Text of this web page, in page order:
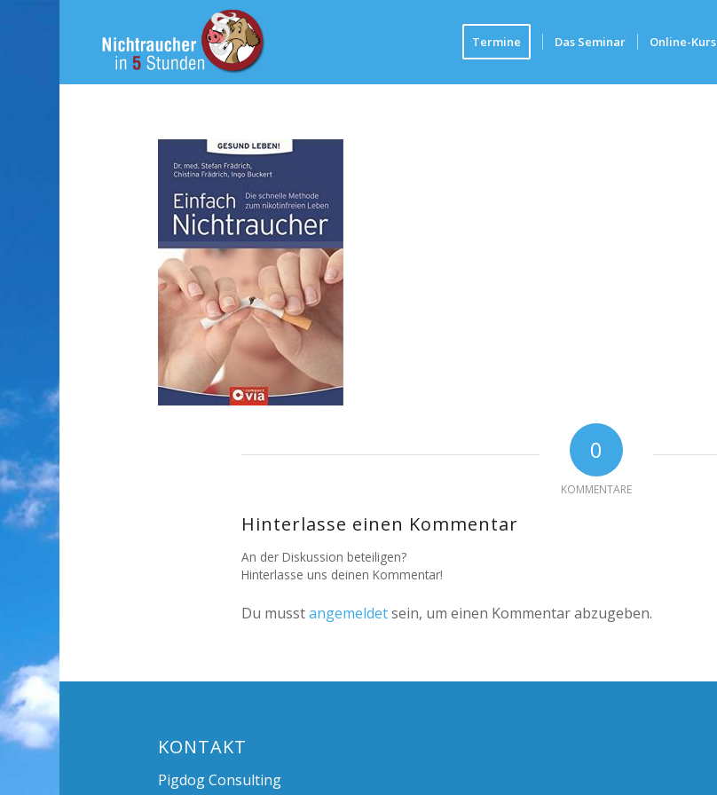
Termine Das Seminar Online-Kurs
0
KOMMENTARE
Hinterlasse einen Kommentar
An der Diskussion beteiligen?
Hinterlasse uns deinen Kommentar!
Du musstangemeldetsein, um einen Kommentar abzugeben.
KONTAKT
Pigdog Consulting